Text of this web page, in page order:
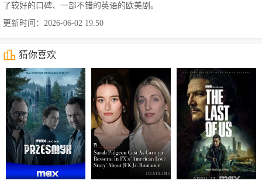
了较好的口碑、一部不错的英语的欧美剧。
更新时间：2026-06-02 19:50
猜你喜欢